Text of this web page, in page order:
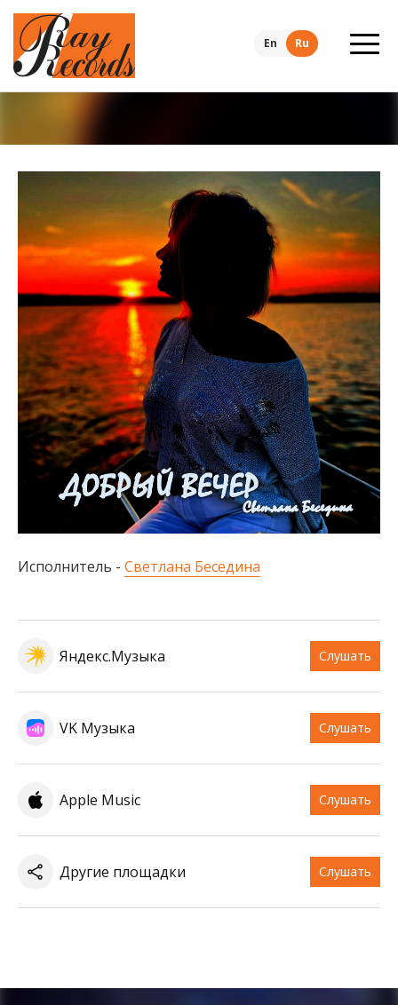
En Ru
Исполнитель - Светлана Беседина
Яндекс.Музыка Слушать
VK Музыка Слушать
Apple Music Слушать
Другие площадки Слушать